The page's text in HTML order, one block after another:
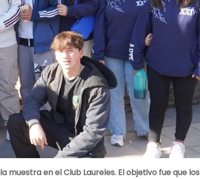
muestra en el Club Laureles. El objetivo fue que los